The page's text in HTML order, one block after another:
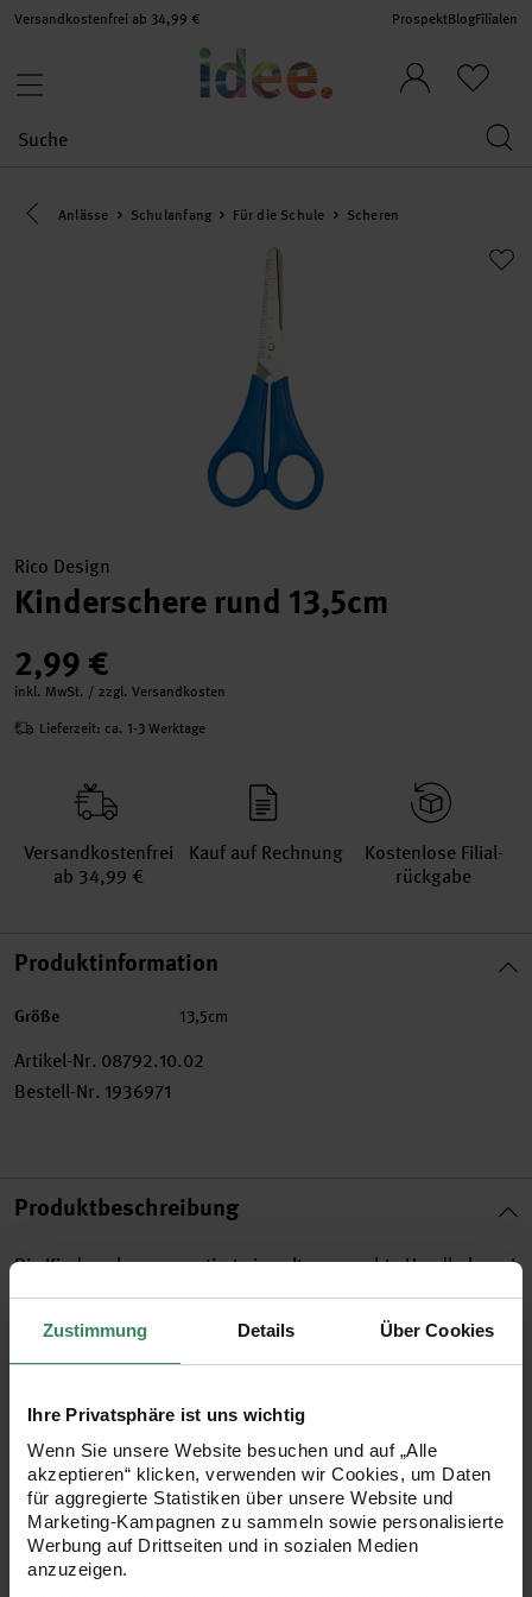
Zustimmung Details Über Cookies
Ihre Privatsphäre ist uns wichtig
Wenn Sie unsere Website besuchen und auf „Alle
akzeptieren“ klicken, verwenden wir Cookies, um Daten
für aggregierte Statistiken über unsere Website und
Marketing-Kampagnen zu sammeln sowie personalisierte
Werbung auf Drittseiten und in sozialen Medien
anzuzeigen.
Versandkostenfrei ab 34,99 € ProspektBlogFilialen
Eine Kategorie zurück navigieren
Anlässe Schulanfang Für die Schule Scheren
Rico Design
Kinderschere rund 13,5cm
2,99 €
inkl. MwSt. / zzgl. Versandkosten
Lieferzeit: ca. 1-3 Werktage
Versand­kosten­frei
ab 34,99 €
Kauf auf Rechnung
Kosten­lose Filial­
rückgabe
Produktinformation
Größe 13,5cm
Artikel-Nr. 08792.10.02
Bestell-Nr. 1936971
Produktbeschreibung
Die Kinderschere garantiert eine altersgerechte Handhabung!
Damit schneiden selbst die Kleinsten Papier, Karton, Textilien
und vieles mehr.
ideal für Kinder, nur 13,5 cm groß
keine Verletzungsgefahr, da mit runder Spitze
mit 5 cm Maß auf einer Schneide
Farbe: blau
Tipp! auch mit spitzer Spitze oder als Linkshänderschere
erhältlich!